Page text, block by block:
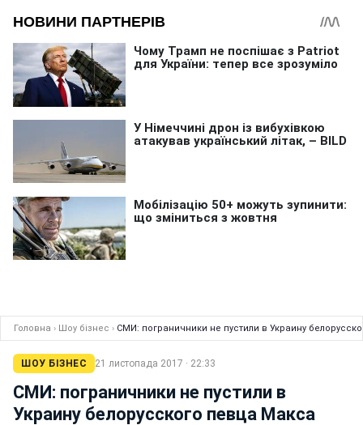
Головна › Шоу бізнес › СМИ: пограничники не пустили в Украину
ШОУ БІЗНЕС 21 листопада 2017 · 22:33
СМИ: пограничники не пустили в
Украину белорусского певца Макса